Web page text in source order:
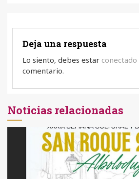
Deja una respuesta
Lo siento, debes estar conectado
comentario.
Noticias relacionadas